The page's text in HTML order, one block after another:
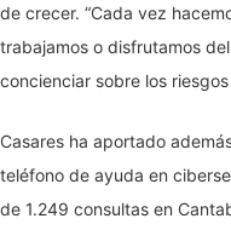
de crecer. “Cada vez
trabajamos o disfrutamos
concienciar sobre los
Casares ha aportado
teléfono de ayuda en
de 1.249 consultas en